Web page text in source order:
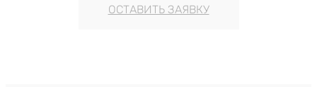
ОСТАВИТЬ ЗАЯВКУ